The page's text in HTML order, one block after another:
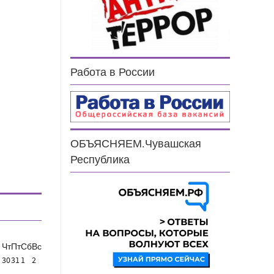
ЧтПтСбВс
30311
2
Работа в России
ОБЪЯСНЯЕМ.Чувашская
Республика